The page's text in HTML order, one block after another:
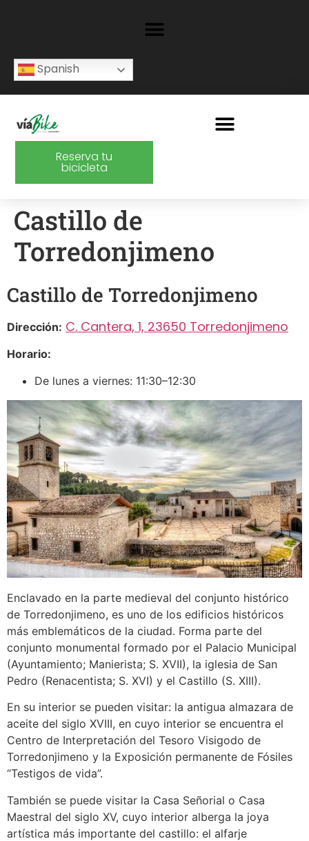
Spanish
Reserva tu
bicicleta
Castillo de
Torredonjimeno
Castillo de Torredonjimeno
Dirección: C. Cantera, 1, 23650 Torredonjimeno
Horario:
De lunes a viernes: 11:30–12:30
Enclavado en la parte medieval del conjunto histórico
de Torredonjimeno, es uno de los edificios históricos
más emblemáticos de la ciudad. Forma parte del
conjunto monumental formado por el Palacio Municipal
(Ayuntamiento; Manierista; S. XVII), la iglesia de San
Pedro (Renacentista; S. XVI) y el Castillo (S. XIII).
En su interior se pueden visitar: la antigua almazara de
aceite del siglo XVIII, en cuyo interior se encuentra el
Centro de Interpretación del Tesoro Visigodo de
Torredonjimeno y la Exposición permanente de Fósiles
“Testigos de vida”.
También se puede visitar la Casa Señorial o Casa
Maestral del siglo XV, cuyo interior alberga la joya
artística más importante del castillo: el alfarje